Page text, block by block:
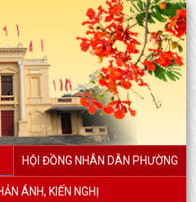
HỘI ĐỒNG NHÂN DÂN PHƯỜNG
ÁNH, KIẾN NGHỊ